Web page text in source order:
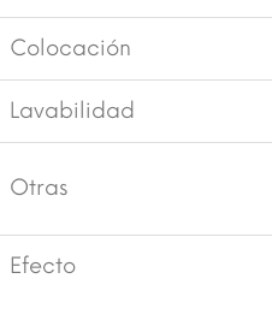
Colocación
Lavabilidad
Otras
Efecto